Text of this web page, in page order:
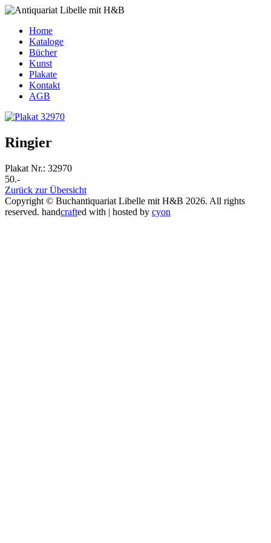
Home
Kataloge
Bücher
Kunst
Plakate
Kontakt
AGB
Ringier
Plakat Nr.: 32970
50.-
Zurück zur Übersicht
Copyright © Buchantiquariat Libelle mit H&B 2026. All rights
reserved. handcrafted with | hosted by cyon